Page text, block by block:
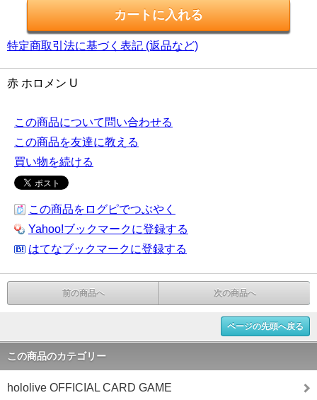
特定商取引法に基づく表記 (返品など)
赤 ホロメン U
この商品について問い合わせる
この商品を友達に教える
買い物を続ける
この商品をログピでつぶやく
Yahoo!ブックマークに登録する
はてなブックマークに登録する
前の商品へ 次の商品へ
ページの先頭へ戻る
この商品のカテゴリー
hololive OFFICIAL CARD GAME